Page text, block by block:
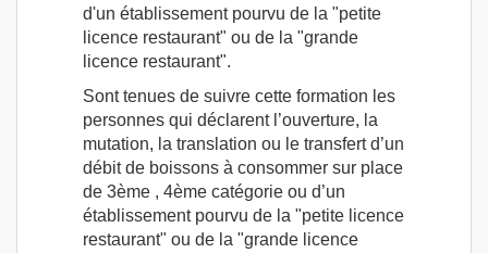
d'un établissement pourvu de la "petite
licence restaurant" ou de la "grande
licence restaurant".
Sont tenues de suivre cette formation les
personnes qui déclarent l’ouverture, la
mutation, la translation ou le transfert d’un
débit de boissons à consommer sur place
de 3ème , 4ème catégorie ou d’un
établissement pourvu de la "petite licence
restaurant" ou de la "grande licence